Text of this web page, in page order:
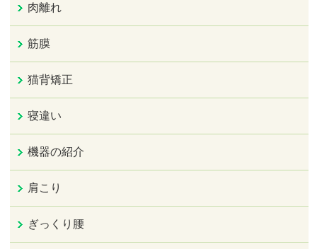
肉離れ
筋膜
猫背矯正
寝違い
機器の紹介
肩こり
ぎっくり腰